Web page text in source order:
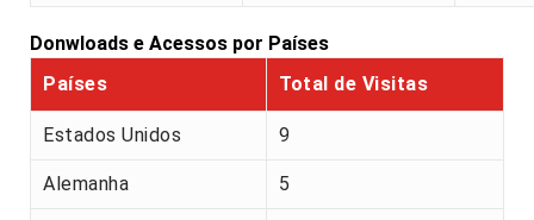
Donwloads e Acessos por Países
Países
Total de Visitas
Estados Unidos 9
Alemanha 5